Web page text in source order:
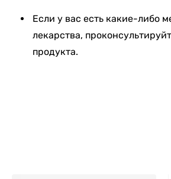
Если у вас есть какие-либо
лекарства,
продукта.